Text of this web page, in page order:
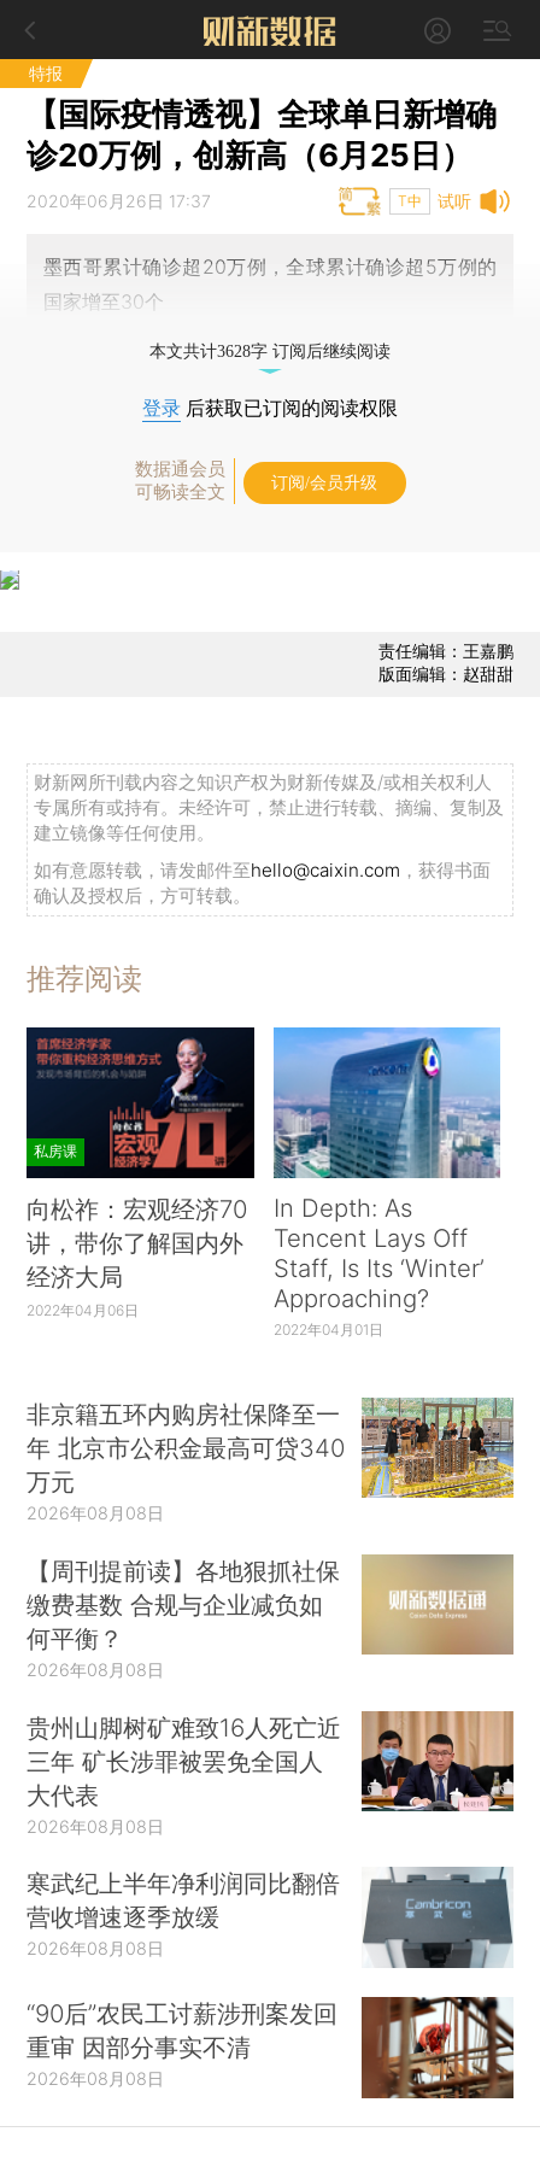
特报
【国际疫情透视】全球单日新增确
诊20万例，创新高（6月25日）
试听
2020年06月26日 17:37 T中
墨西哥累计确诊超20万例，全球累计确诊超5万例的
国家增至30个
本文共计3628字 订阅后继续阅读
登录 后获取已订阅的阅读权限
数据通会员
可畅读全文
订阅/会员升级
责任编辑：王嘉鹏
版面编辑：赵甜甜
财新网所刊载内容之知识产权为财新传媒及/或相关权利人
专属所有或持有。未经许可，禁止进行转载、摘编、复制及
建立镜像等任何使用。
如有意愿转载，请发邮件至hello@caixin.com ，获得书面
确认及授权后，方可转载。
推荐阅读
私房课
向松祚：宏观经济70
讲，带你了解国内外
经济大局
2022年04月06日
In Depth: As
Tencent Lays Off
Staff, Is Its ‘Winter’
Approaching?
2022年04月01日
非京籍五环内购房社保降至一
年 北京市公积金最高可贷340
万元
2026年08月08日
【周刊提前读】各地狠抓社保
缴费基数 合规与企业减负如
何平衡？
2026年08月08日
贵州山脚树矿难致16人死亡近
三年 矿长涉罪被罢免全国人
大代表
2026年08月08日
寒武纪上半年净利润同比翻倍
营收增速逐季放缓
2026年08月08日
“90后”农民工讨薪涉刑案发回
重审 因部分事实不清
2026年08月08日